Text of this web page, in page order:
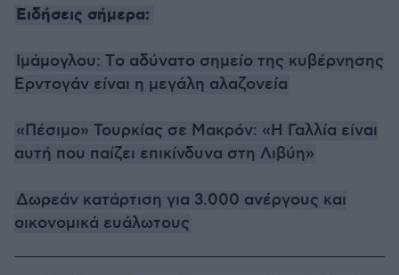
Ειδήσεις σήμερα:
Ιμάμογλου: Tο αδύνατο σημείο της κυβέρνησης
Ερντογάν είναι η μεγάλη αλαζονεία
«Πέσιμο» Τουρκίας σε Μακρόν: «Η Γαλλία είναι
αυτή που παίζει επικίνδυνα στη Λιβύη»
Δωρεάν κατάρτιση για 3.000 ανέργους και
οικονομικά ευάλωτους